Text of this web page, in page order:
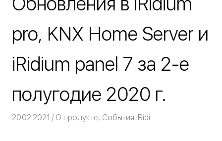
pro, KNX Home Server и
iRidium panel 7 за 2-е
полугодие 2020 г.
20.02.2021 Команда iRidium mobile
О продукте, События iRidi